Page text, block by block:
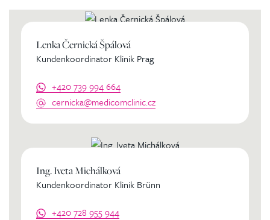
Lenka Černická Špálová
Kundenkoordinator Klinik Prag
+420 739 994 664
cernicka@medicomclinic.cz
Ing. Iveta Michálková
Kundenkoordinator Klinik Brünn
+420 728 955 944